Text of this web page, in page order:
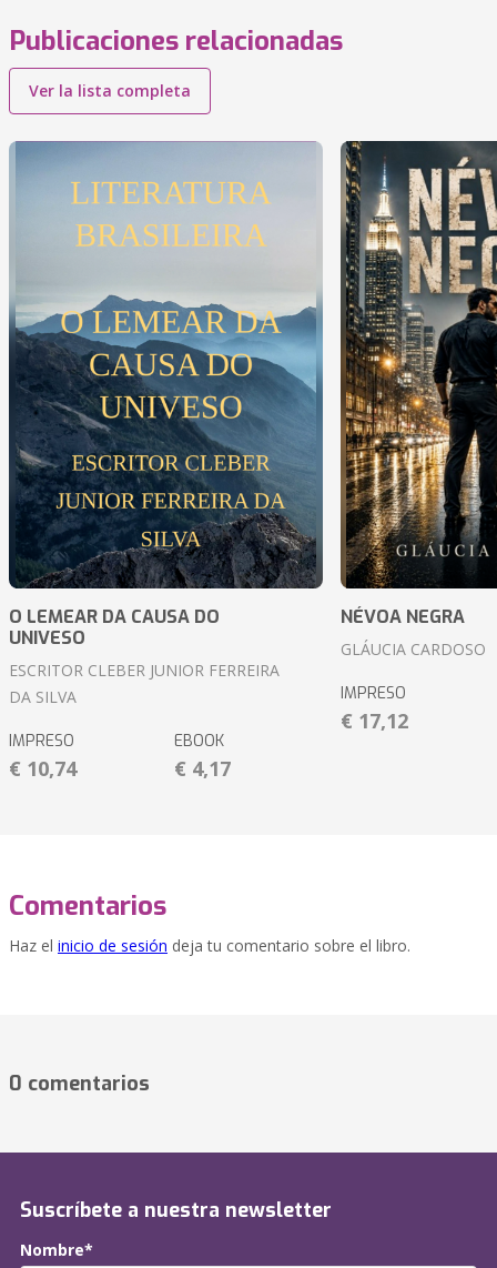
Publicaciones relacionadas
Ver la lista completa
O LEMEAR DA CAUSA DO
UNIVESO
ESCRITOR CLEBER JUNIOR FERREIRA
DA SILVA
IMPRESO
€ 10,74
EBOOK
€ 4,17
NÉVOA NEGRA
GLÁUCIA CARDOSO
IMPRESO
€ 17,12
Comentarios
Haz el inicio de sesión deja tu comentario sobre el libro.
0 comentarios
Suscríbete a nuestra newsletter
Nombre*